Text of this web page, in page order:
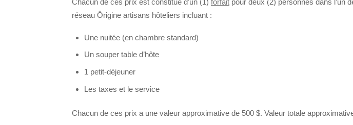
réseau Ôrigine artisans hôteliers incluant :
Une nuitée (en chambre standard)
Un souper table d’hôte
1 petit-déjeuner
Les taxes et le service
Chacun de ces prix a une valeur approximative de 500 $. Valeur totale